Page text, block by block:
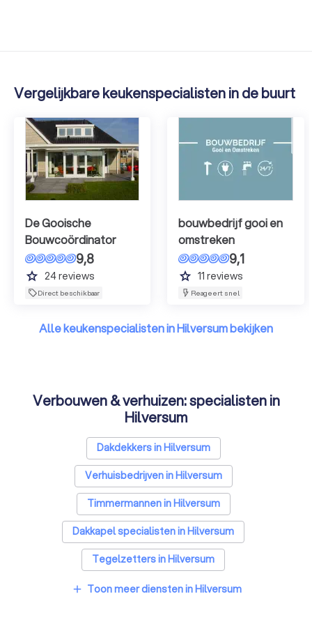
Vergelijkbare keukenspecialisten in de buurt
De Gooische
Bouwcoördinator
9,8
grade 24reviews
Direct beschikbaar
bouwbedrijf gooi en
omstreken
9,1
grade 11 reviews
Reageert snel
Alle keukenspecialisten in Hilversum bekijken
Verbouwen & verhuizen: specialisten in
Hilversum
Dakdekkers in Hilversum
Verhuisbedrijven in Hilversum
Timmermannen in Hilversum
Dakkapel specialisten in Hilversum
Tegelzetters in Hilversum
Sloopbedrijven in Hilversum
add Toon meer diensten in Hilversum